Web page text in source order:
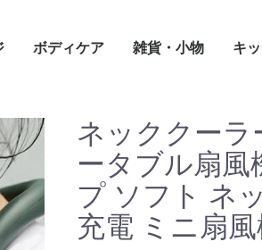
ボディケア 雑貨・小物 キ
ネッククーラ
ータブル扇風
プ ソフト ネ
充電 ミニ扇